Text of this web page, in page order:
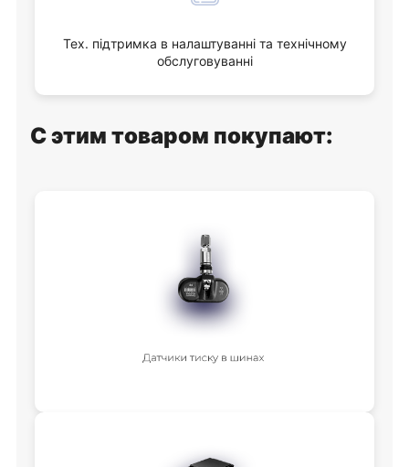
Тех. підтримка в налаштуванні та технічному
обслуговуванні
С этим товаром покупают: